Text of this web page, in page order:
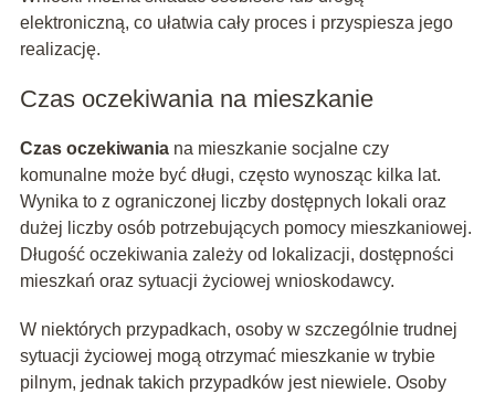
elektroniczną, co ułatwia cały proces i przyspiesza jego
realizację.
Czas oczekiwania na mieszkanie
Czas oczekiwaniana mieszkanie socjalne czy
komunalne może być długi, często wynosząc kilka lat.
Wynika to z ograniczonej liczby dostępnych lokali oraz
dużej liczby osób potrzebujących pomocy mieszkaniowej.
Długość oczekiwania zależy od lokalizacji, dostępności
mieszkań oraz sytuacji życiowej wnioskodawcy.
W niektórych przypadkach, osoby w szczególnie trudnej
sytuacji życiowej mogą otrzymać mieszkanie w trybie
pilnym, jednak takich przypadków jest niewiele. Osoby